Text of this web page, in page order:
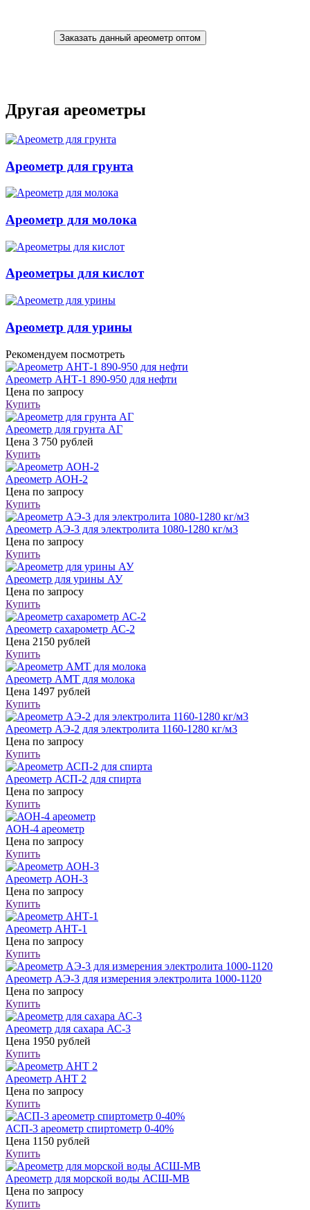
Заказать данный ареометр оптом
Другая ареометры
Ареометр для грунта
Ареометр для молока
Ареометры для кислот
Ареометр для урины
Рекомендуем посмотреть
Ареометр АНТ-1 890-950 для нефти
Цена по запросу
Купить
Ареометр для грунта АГ
Цена 3 750 рублей
Купить
Ареометр АОН-2
Цена по запросу
Купить
Ареометр АЭ-3 для электролита 1080-1280 кг/м3
Цена по запросу
Купить
Ареометр для урины АУ
Цена по запросу
Купить
Ареометр сахарометр АС-2
Цена 2150 рублей
Купить
Ареометр АМТ для молока
Цена 1497 рублей
Купить
Ареометр АЭ-2 для электролита 1160-1280 кг/м3
Цена по запросу
Купить
Ареометр АСП-2 для спирта
Цена по запросу
Купить
АОН-4 ареометр
Цена по запросу
Купить
Ареометр АОН-3
Цена по запросу
Купить
Ареометр АНТ-1
Цена по запросу
Купить
Ареометр АЭ-3 для измерения электролита 1000-1120
Цена по запросу
Купить
Ареометр для сахара АС-3
Цена 1950 рублей
Купить
Ареометр АНТ 2
Цена по запросу
Купить
АСП-3 ареометр спиртометр 0-40%
Цена 1150 рублей
Купить
Ареометр для морской воды АСШ-МВ
Цена по запросу
Купить